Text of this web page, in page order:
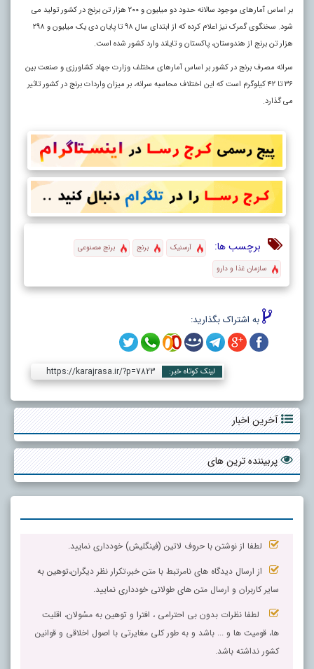
بر اساس آمارهای موجود سالانه حدود دو میلیون و ۲۰۰ هزار تن برنج در کشور تولید می
شود. سخنگوی گمرک نیز اعلام کرده که از ابتدای سال ۹۸ تا پایان دی یک میلیون و ۲۹۸
هزار تن برنج از هندوستان، پاکستان و تایلند وارد کشور شده است.
سرانه مصرف برنج در کشور بر اساس آمارهای مختلف وزارت جهاد کشاورزی و صنعت بین
۳۶ تا ۴۲ کیلوگرم است که این اختلاف محاسبه سرانه، بر میزان واردات برنج در کشور تاثیر
می گذارد.
برچسب ها: آرسنیک برنج
برنج مصنوعی
سازمان غذا و دارو
به اشتراک بگذارید:
لینک کوتاه خبر: https://karajrasa.ir/?p=7823
آخرین اخبار
پربیننده ترین های
لطفا از نوشتن با حروف لاتین (فینگلیش) خودداری نمایید.
از ارسال دیدگاه های نامرتبط با متن خبر،تکرار نظر دیگران،توهین به
سایر کاربران و ارسال متن های طولانی خودداری نمایید.
لطفا نظرات بدون بی احترامی ، افترا و توهین به مسٔولان، اقلیت
ها، قومیت ها و ... باشد و به طور کلی مغایرتی با اصول اخلاقی و قوانین
کشور نداشته باشد.